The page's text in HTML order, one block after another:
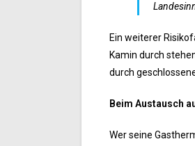
Ein weiterer
Kamin durch
durch
Beim Austausch
Wer seine